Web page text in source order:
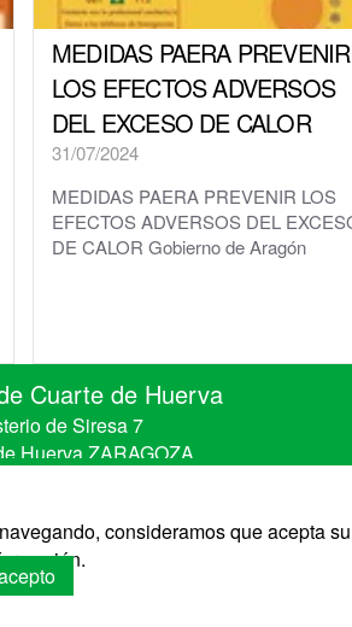
MEDIDAS PAERA PREVENIR
LOS EFECTOS ADVERSOS
DEL EXCESO DE CALOR
31/07/2024
MEDIDAS PAERA PREVENIR LOS
EFECTOS ADVERSOS DEL
DE CALOR Gobierno de Aragón
Cuarte de Huerva
de Siresa 7
Huerva ZARAGOZA
consideramos que acepta